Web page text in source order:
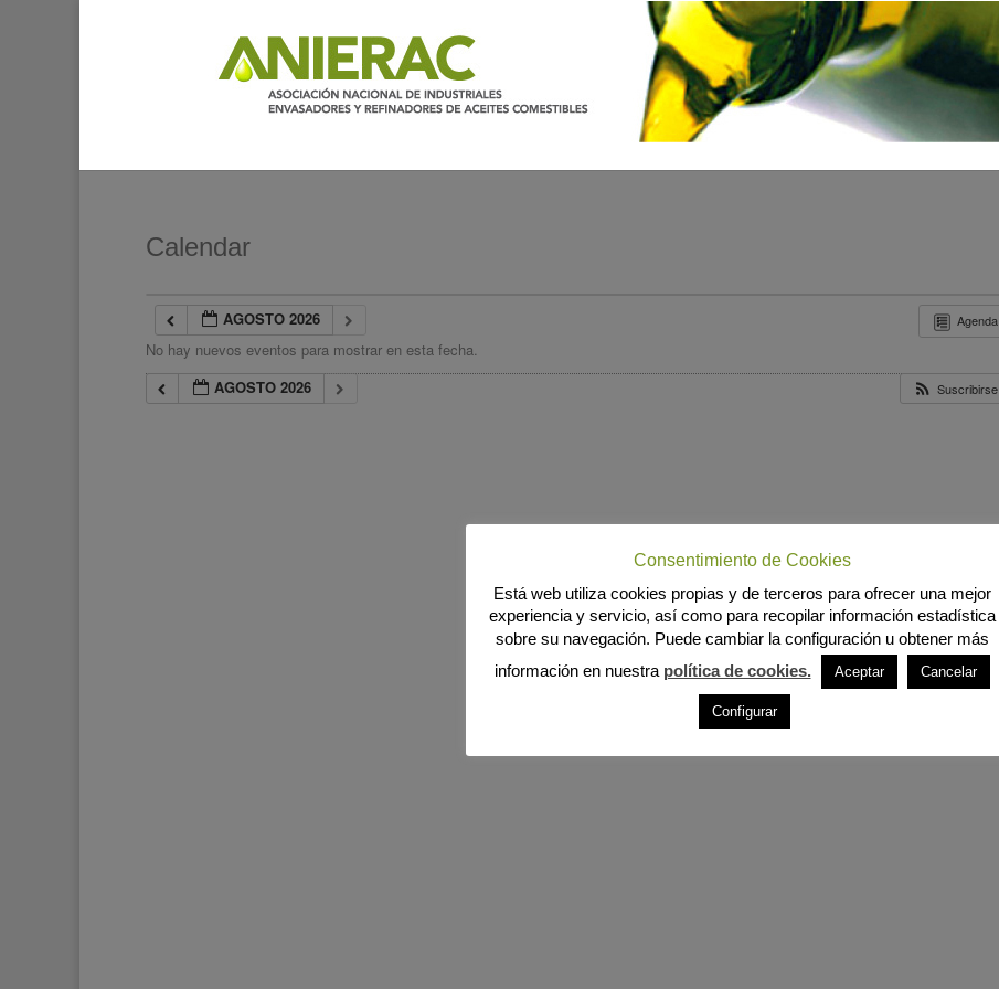
Calendar
Agenda
AGOSTO 2026
No hay nuevos eventos para mostrar en esta fecha.
AGOSTO 2026
Suscribirse
Consentimiento de Cookies
Está web utiliza cookies propias y de terceros para ofrecer una mejor
experiencia y servicio, así como para recopilar información estadística
sobre su navegación. Puede cambiar la configuración u obtener más
información en nuestra política de cookies. Aceptar Cancelar
Configurar